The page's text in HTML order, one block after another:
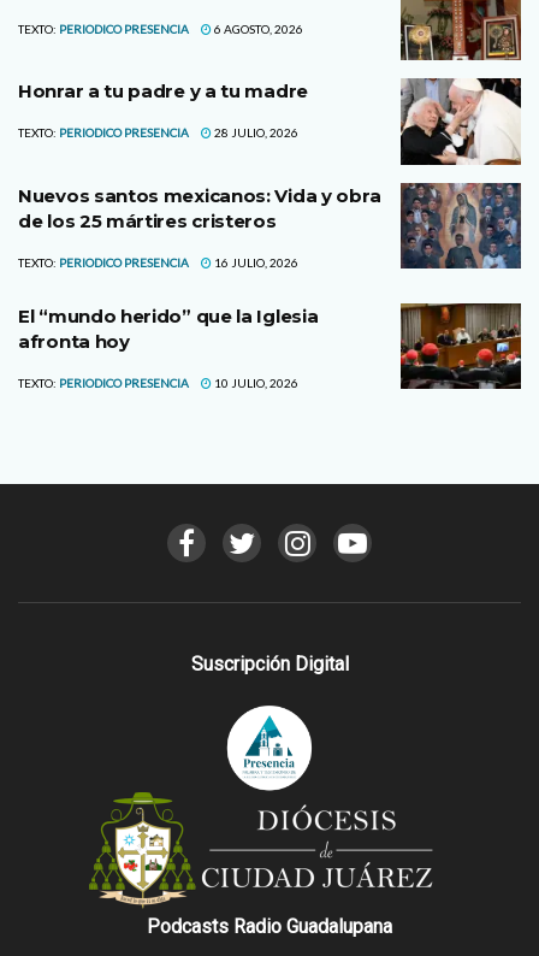
TEXTO: PERIODICO PRESENCIA 6 AGOSTO, 2026
Honrar a tu padre y a tu madre
TEXTO: PERIODICO PRESENCIA 28 JULIO, 2026
Nuevos santos mexicanos: Vida y obra
de los 25 mártires cristeros
TEXTO: PERIODICO PRESENCIA 16 JULIO, 2026
El “mundo herido” que la Iglesia
afronta hoy
TEXTO: PERIODICO PRESENCIA 10 JULIO, 2026
Suscripción Digital
Podcasts Radio Guadalupana